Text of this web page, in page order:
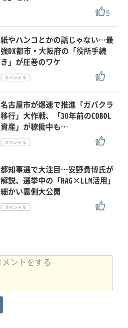
5
紙やハンコとかの話じゃない…最
強DX都市・大阪府の「役所手続
き」が圧巻のワケ
名古屋市が爆速で推進「ガバクラ
移行」大作戦、「30年前のCOBOL
資産」が稼働中も…
都知事選で大注目…安野貴博氏が
解説、選挙中の「RAG×LLM活用」
細かい裏側大公開